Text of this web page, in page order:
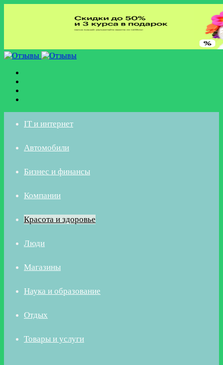
IT и интернет
Автомобили
Бизнес и финансы
Компании
Красота и здоровье
Люди
Магазины
Наука и образование
Отдых
Товары и услуги